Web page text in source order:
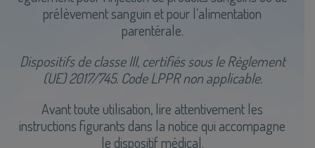
prélèvement sanguin et pour l’alimentation
parentérale.
Dispositifs de classe III, certifiés sous le Règlement
(UE) 2017/745. Code LPPR non applicable.
Avant toute utilisation, lire attentivement les
instructions figurants dans la notice qui accompagne
le dispositif médical.